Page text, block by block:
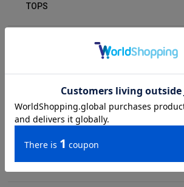
TOPS
DRESS/ONE-PIECE
ACCESSORIES